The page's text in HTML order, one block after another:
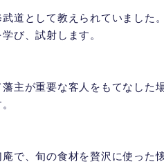
道として教えられていました
び、試射します。
主が重要な客人をもてなした
で​​、旬の食材を贅沢に使った